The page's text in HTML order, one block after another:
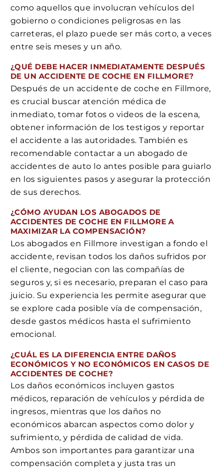
como aquellos que involucran vehículos del
gobierno o condiciones peligrosas en las
carreteras, el plazo puede ser más corto, a veces
entre seis meses y un año.
¿QUÉ DEBE HACER INMEDIATAMENTE DESPUÉS
DE UN ACCIDENTE DE COCHE EN FILLMORE?
Después de un accidente de coche en Fillmore,
es crucial buscar atención médica de
inmediato, tomar fotos o videos de la escena,
obtener información de los testigos y reportar
el accidente a las autoridades. También es
recomendable contactar a un abogado de
accidentes de auto lo antes posible para guiarlo
en los siguientes pasos y asegurar la protección
de sus derechos.
¿CÓMO AYUDAN LOS ABOGADOS DE
ACCIDENTES DE COCHE EN FILLMORE A
MAXIMIZAR LA COMPENSACIÓN?
Los abogados en Fillmore investigan a fondo el
accidente, revisan todos los daños sufridos por
el cliente, negocian con las compañías de
seguros y, si es necesario, preparan el caso para
juicio. Su experiencia les permite asegurar que
se explore cada posible vía de compensación,
desde gastos médicos hasta el sufrimiento
emocional.
¿CUÁL ES LA DIFERENCIA ENTRE DAÑOS
ECONÓMICOS Y NO ECONÓMICOS EN CASOS DE
ACCIDENTES DE COCHE?
Los daños económicos incluyen gastos
médicos, reparación de vehículos y pérdida de
ingresos, mientras que los daños no
económicos abarcan aspectos como dolor y
sufrimiento, y pérdida de calidad de vida.
Ambos son importantes para garantizar una
compensación completa y justa tras un